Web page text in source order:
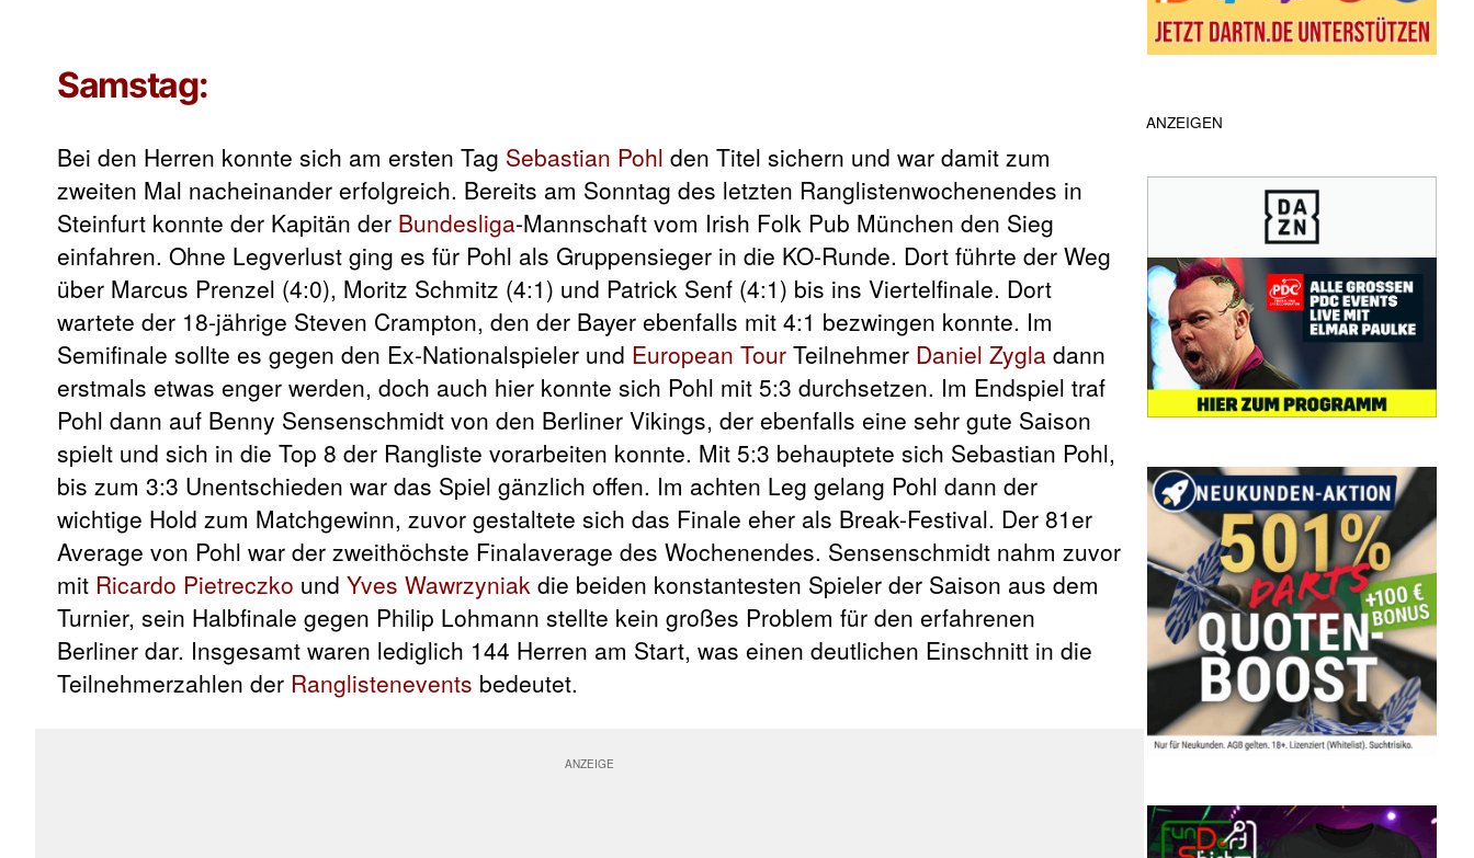
Samstag:
Bei den Herren konnte sich am ersten Tag Sebastian Pohl den Titel sichern und war damit zum
zweiten Mal nacheinander erfolgreich. Bereits am Sonntag des letzten Ranglistenwochenendes in
Steinfurt konnte der Kapitän der Bundesliga-Mannschaft vom Irish Folk Pub München den Sieg
einfahren. Ohne Legverlust ging es für Pohl als Gruppensieger in die KO-Runde. Dort führte der Weg
über Marcus Prenzel (4:0), Moritz Schmitz (4:1) und Patrick Senf (4:1) bis ins Viertelfinale. Dort
wartete der 18-jährige Steven Crampton, den der Bayer ebenfalls mit 4:1 bezwingen konnte. Im
Semifinale sollte es gegen den Ex-Nationalspieler und European Tour Teilnehmer Daniel Zygla dann
erstmals etwas enger werden, doch auch hier konnte sich Pohl mit 5:3 durchsetzen. Im Endspiel traf
Pohl dann auf Benny Sensenschmidt von den Berliner Vikings, der ebenfalls eine sehr gute Saison
spielt und sich in die Top 8 der Rangliste vorarbeiten konnte. Mit 5:3 behauptete sich Sebastian Pohl,
bis zum 3:3 Unentschieden war das Spiel gänzlich offen. Im achten Leg gelang Pohl dann der
wichtige Hold zum Matchgewinn, zuvor gestaltete sich das Finale eher als Break-Festival. Der 81er
Average von Pohl war der zweithöchste Finalaverage des Wochenendes. Sensenschmidt nahm zuvor
mit Ricardo Pietreczko und Yves Wawrzyniak die beiden konstantesten Spieler der Saison aus dem
Turnier, sein Halbfinale gegen Philip Lohmann stellte kein großes Problem für den erfahrenen
Berliner dar. Insgesamt waren lediglich 144 Herren am Start, was einen deutlichen Einschnitt in die
Teilnehmerzahlen der Ranglistenevents bedeutet.
ANZEIGEN